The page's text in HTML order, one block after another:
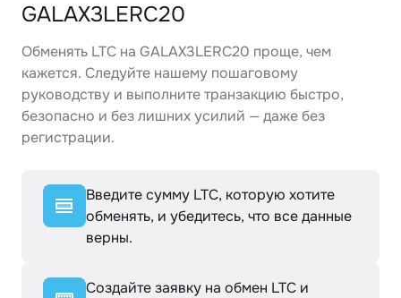
GALAX3LERC20
Обменять LTC на GALAX3LERC20 проще, чем
кажется. Следуйте нашему пошаговому
руководству и выполните транзакцию быстро,
безопасно и без лишних усилий — даже без
регистрации.
Введите сумму LTC, которую хотите
обменять, и убедитесь, что все данные
верны.
Создайте заявку на обмен LTC и